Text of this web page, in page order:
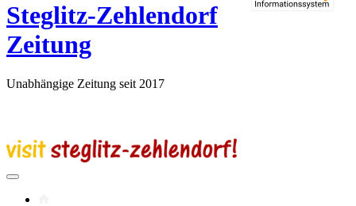
Steglitz-Zehlendorf
Zeitung
Unabhängige Zeitung seit 2017